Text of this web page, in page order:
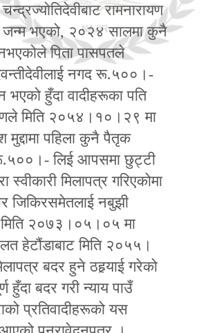
रामनारायण
जन्म भएको, २०२४ सालमा कुनै
पिता पासपतले
नगद रू.५००।-
भएको हुँदा वादीहरूका पति
मिति २०५४।१०।२९ मा
मुद्दामा पहिला कुनै पैतृक
लिई आपसमा छुट्टी
स्वीकारी मिलापत्र गरिएकोमा
जिकिरसमेतलाई नबुझी
मिति २०७३।०५।०५ मा
हेटौंडाबाट मिति २०५५।
बदर हुने ठहर्‍याई गरेको
हुँदा बदर गरी न्याय पाउँ
प्रतिवादीहरूको यस